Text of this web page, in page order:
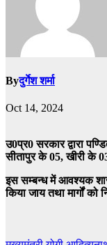
Byदुर्गेश शर्मा
Oct 14, 2024
उ0प्र0 सरकार द्वारा
सीतापुर के 05, खीरी के
इस सम्बन्ध में आवश्यक
किया जाय तथा मार्गों